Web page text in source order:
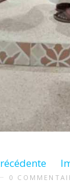
0